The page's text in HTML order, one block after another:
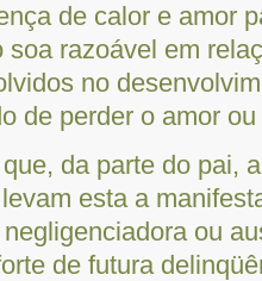
de calor e amor
soa razoável em
no
de perder o amor
da parte do pai,
esta a
ou
de futura